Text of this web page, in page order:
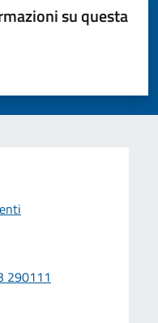
su questa
290111